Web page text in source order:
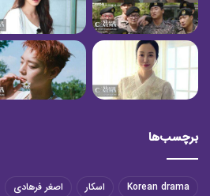
برچسب‌ها
Korean drama اسکار اصغر فرهادی